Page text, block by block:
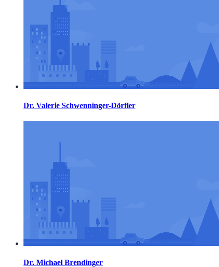
Dr. Valerie Schwenninger-Dörfler
Dr. Michael Brendinger